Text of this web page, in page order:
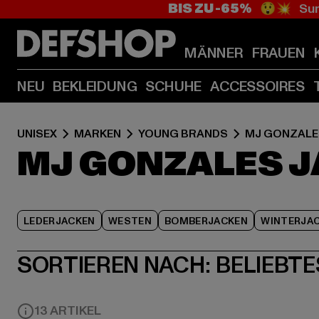
BIS ZU -65% 😲💥
MÄNNER FRAUEN
NEU BEKLEIDUNG SCHUHE ACCESSOIRES
UNISEX MARKEN YOUNG BRANDS MJ
MJ GONZALES
LEDERJACKEN WESTEN BOMBERJACKEN
SORTIEREN NACH:
13 ARTIKEL